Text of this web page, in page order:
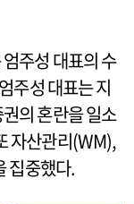
주성 대표의 수
주성 대표는 지
의 혼란을 일소
자산관리(WM),
집중했다.